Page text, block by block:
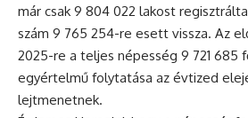
már csak 9 804 022 lakost
szám 9 765 254-re esett vissza. Az
2025-re a teljes népesség 9 721 685
egyértelmű folytatása az évtized
lejtmenetnek.